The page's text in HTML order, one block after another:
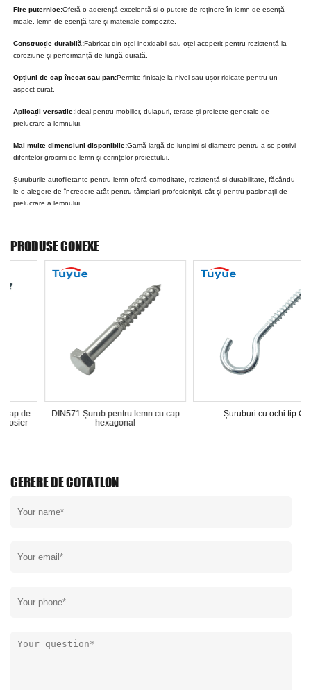
Fire puternice:Oferă o aderență excelentă și o putere de reținere în lemn de esență
moale, lemn de esență tare și materiale compozite.
Construcție durabilă:Fabricat din oțel inoxidabil sau oțel acoperit pentru rezistență la
coroziune și performanță de lungă durată.
Opțiuni de cap înecat sau pan:Permite finisaje la nivel sau ușor ridicate pentru un
aspect curat.
Aplicații versatile:Ideal pentru mobilier, dulapuri, terase și proiecte generale de
prelucrare a lemnului.
Mai multe dimensiuni disponibile:Gamă largă de lungimi și diametre pentru a se potrivi
diferitelor grosimi de lemn și cerințelor proiectului.
Șuruburile autofiletante pentru lemn oferă comoditate, rezistență și durabilitate, făcându-
le o alegere de încredere atât pentru tâmplarii profesioniști, cât și pentru pasionații de
prelucrare a lemnului.
PRODUSE CONEXE
DIN571 Șurub pentru lemn cu cap
hexagonal
Șuruburi cu ochi tip C
CERERE DE COTATLON